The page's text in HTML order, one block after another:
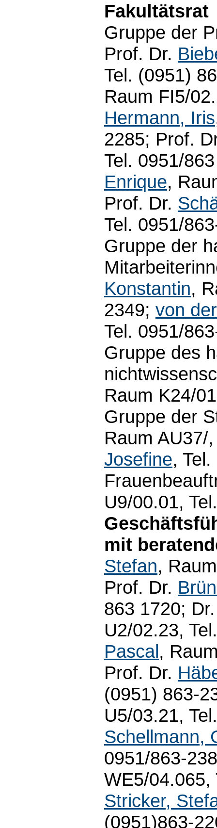
Fakultätsrat
Gruppe der
Prof. Dr.
Tel. (0951)
Raum FI5/
Hermann, Iris
2285; Prof.
Tel. 0951/
Enrique,
Prof. Dr.
Tel. 0951/
Gruppe der
Konstantin,
2349; von
Tel. 0951/
Gruppe des
Raum K24/
Gruppe der
Raum
Josefine,
U9/00.01,
mit
Stefan,
Prof. Dr.
863 1720;
U2/02.23,
Pascal,
Prof. Dr.
(0951) 863-
U5/03.21,
Schellmann,
0951/863-
WE5/04.065,
Stricker,
(0951)863-